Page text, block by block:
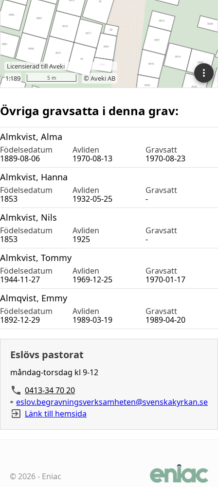
Övriga gravsatta i denna grav:
Almkvist, Alma
Födelsedatum Avliden
Gravsatt
1889-08-06
1970-08-13 1970-08-23
Almkvist, Hanna
Födelsedatum Avliden
Gravsatt
1853
1932-05-25 -
Almkvist, Nils
Födelsedatum Avliden
Gravsatt
1853
1925 -
Almkvist, Tommy
Födelsedatum Avliden
Gravsatt
1944-11-27
1969-12-25 1970-01-17
Almqvist, Emmy
Födelsedatum Avliden
Gravsatt
1892-12-29
1989-03-19 1989-04-20
Eslövs pastorat
måndag-torsdag kl 9-12
0413-34 70 20
eslov.begravningsverksamheten@svenskakyrkan.se
Länk till hemsida
©2026- Eniac